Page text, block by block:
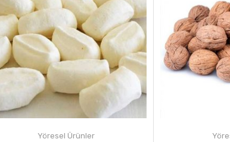
Yöresel Ürünler